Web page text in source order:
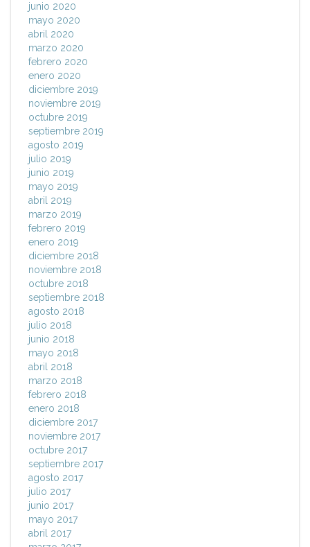
junio 2020
mayo 2020
abril 2020
marzo 2020
febrero 2020
enero 2020
diciembre 2019
noviembre 2019
octubre 2019
septiembre 2019
agosto 2019
julio 2019
junio 2019
mayo 2019
abril 2019
marzo 2019
febrero 2019
enero 2019
diciembre 2018
noviembre 2018
octubre 2018
septiembre 2018
agosto 2018
julio 2018
junio 2018
mayo 2018
abril 2018
marzo 2018
febrero 2018
enero 2018
diciembre 2017
noviembre 2017
octubre 2017
septiembre 2017
agosto 2017
julio 2017
junio 2017
mayo 2017
abril 2017